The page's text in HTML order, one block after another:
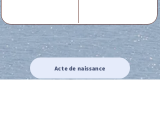
Acte de naissance